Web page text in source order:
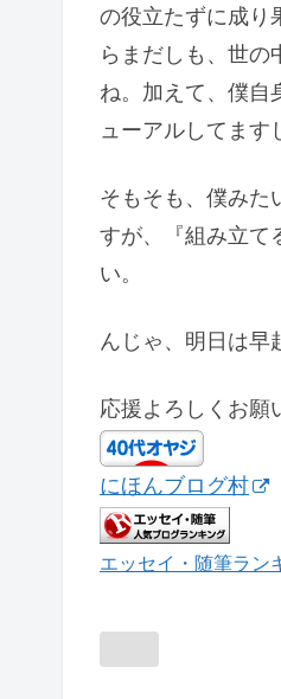
の役立たずに成り
らまだしも、世の
ね。加えて、僕自
ューアルしてます
そもそも、僕みた
すが、『組み立て
い。
んじゃ、明日は早
応援よろしくお願
にほんブログ村
エッセイ・随筆ラン